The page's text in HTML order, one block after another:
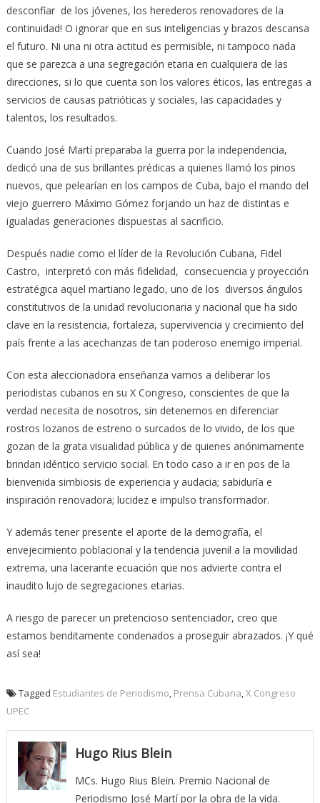
desconfiar de los jóvenes, los herederos renovadores de la
continuidad! O ignorar que en sus inteligencias y brazos descansa
el futuro. Ni una ni otra actitud es permisible, ni tampoco nada
que se parezca a una segregación etaria en cualquiera de las
direcciones, si lo que cuenta son los valores éticos, las entregas a
servicios de causas patrióticas y sociales, las capacidades y
talentos, los resultados.
Cuando José Martí preparaba la guerra por la independencia,
dedicó una de sus brillantes prédicas a quienes llamó los pinos
nuevos, que pelearían en los campos de Cuba, bajo el mando del
viejo guerrero Máximo Gómez forjando un haz de distintas e
igualadas generaciones dispuestas al sacrificio.
Después nadie como el líder de la Revolución Cubana, Fidel
Castro, interpretó con más fidelidad, consecuencia y proyección
estratégica aquel martiano legado, uno de los diversos ángulos
constitutivos de la unidad revolucionaria y nacional que ha sido
clave en la resistencia, fortaleza, supervivencia y crecimiento del
país frente a las acechanzas de tan poderoso enemigo imperial.
Con esta aleccionadora enseñanza vamos a deliberar los
periodistas cubanos en su X Congreso, conscientes de que la
verdad necesita de nosotros, sin detenernos en diferenciar
rostros lozanos de estreno o surcados de lo vivido, de los que
gozan de la grata visualidad pública y de quienes anónimamente
brindan idéntico servicio social. En todo caso a ir en pos de la
bienvenida simbiosis de experiencia y audacia; sabiduría e
inspiración renovadora; lucidez e impulso transformador.
Y además tener presente el aporte de la demografía, el
envejecimiento poblacional y la tendencia juvenil a la movilidad
extrema, una lacerante ecuación que nos advierte contra el
inaudito lujo de segregaciones etarias.
A riesgo de parecer un pretencioso sentenciador, creo que
estamos benditamente condenados a proseguir abrazados. ¡Y qué
así sea!
Tagged Estudiantes de Periodismo, Prensa Cubana,X Congreso
UPEC
Hugo Rius Blein
MCs. Hugo Rius Blein. Premio Nacional de
Periodismo José Martí por la obra de la vida.